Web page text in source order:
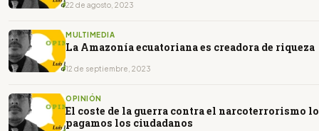
22 de agosto, 2023
MULTIMEDIA
La Amazonía ecuatoriana es creadora de riqueza
12 de septiembre, 2023
OPINIÓN
El coste de la guerra contra el narcoterrorismo lo
pagamos los ciudadanos